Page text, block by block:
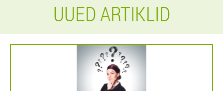
UUED ARTIKLID